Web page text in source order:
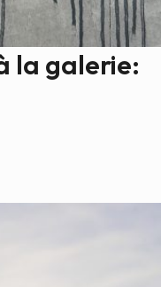
la galerie: